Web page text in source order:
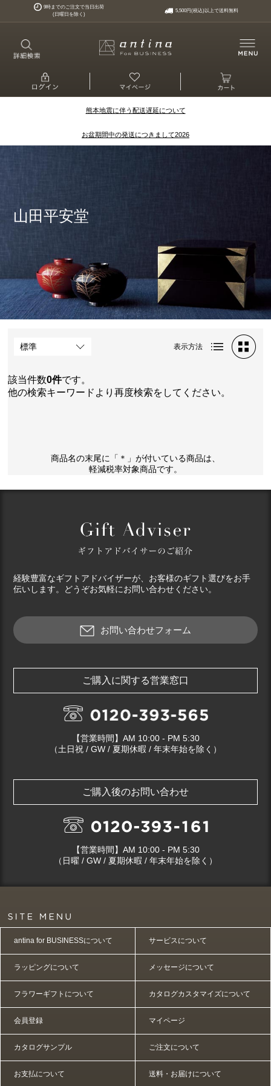
9時までのご注文で当日出荷
(日曜日を除く)
5,500円(税込)以上で送料無料
熊本地震に伴う配送遅延について
お盆期間中の発送につきまして2026
山田平安堂
表示方法
該当件数0件です。
他の検索キーワードより再度検索をしてください。
商品名の末尾に「＊」が付いている商品は、
軽減税率対象商品です。
経験豊富なギフトアドバイザーが、お客様のギフト選びをお手
伝いします。どうぞお気軽にお問い合わせください。
お問い合わせフォーム
ご購入に関する営業窓口
【営業時間】AM 10:00 - PM 5:30
（土日祝 / GW / 夏期休暇 / 年末年始を除く）
ご購入後のお問い合わせ
【営業時間】AM 10:00 - PM 5:30
（日曜 / GW / 夏期休暇 / 年末年始を除く）
antina for BUSINESSについて サービスについて
ラッピングについて メッセージについて
フラワーギフトについて カタログカスタマイズについて
会員登録 マイページ
カタログサンプル ご注文について
お支払について 送料・お届けについて